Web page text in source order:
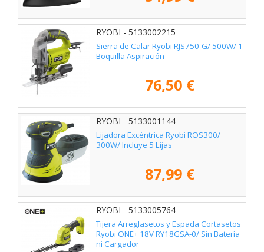
RYOBI - 5133002215
Sierra de Calar Ryobi RJS750-G/ 500W/ 1
Boquilla Aspiración
76,50 €
RYOBI - 5133001144
Lijadora Excéntrica Ryobi ROS300/
300W/ Incluye 5 Lijas
87,99 €
RYOBI - 5133005764
Tijera Arreglasetos y Espada Cortasetos
Ryobi ONE+ 18V RY18GSA-0/ Sin Batería
ni Cargador